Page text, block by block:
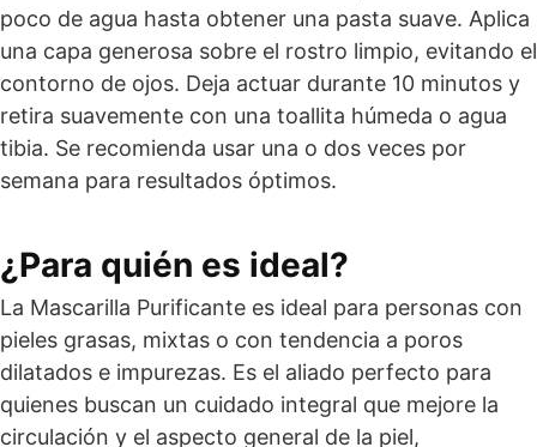
poco de agua hasta obtener una pasta suave. Aplica
una capa generosa sobre el rostro limpio, evitando el
contorno de ojos. Deja actuar durante 10 minutos y
retira suavemente con una toallita húmeda o agua
tibia. Se recomienda usar una o dos veces por
semana para resultados óptimos.
¿Para quién es ideal?
La Mascarilla Purificante es ideal para personas con
pieles grasas, mixtas o con tendencia a poros
dilatados e impurezas. Es el aliado perfecto para
quienes buscan un cuidado integral que mejore la
circulación y el aspecto general de la piel,